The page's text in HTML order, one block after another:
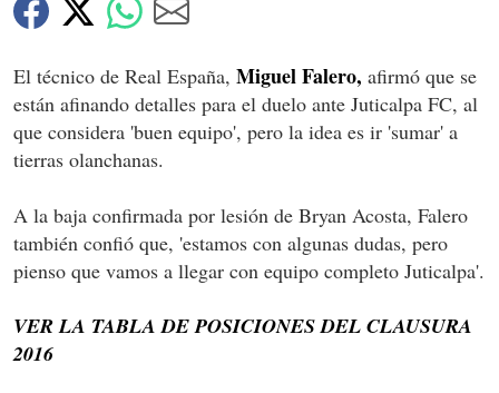
El técnico de Real España, Miguel Falero, afirmó que se
están afinando detalles para el duelo ante Juticalpa FC, al
que considera 'buen equipo', pero la idea es ir 'sumar' a
tierras olanchanas.
A la baja confirmada por lesión de Bryan Acosta, Falero
también confió que, 'estamos con algunas dudas, pero
pienso que vamos a llegar con equipo completo Juticalpa'.
VER LA TABLA DE POSICIONES DEL CLAUSURA
2016